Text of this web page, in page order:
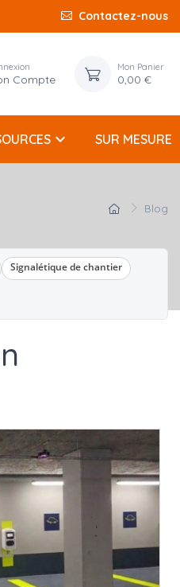
Contactez-nous
Compte
Mon Panier
0,00 €
keyboard_arrow_down SUR MESURE
Blog
Signalétique de chantier